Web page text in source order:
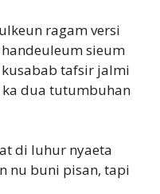
ragam versi
sieum
tafsir jalmi
dua tutumbuhan
di luhur nyaeta
nu buni pisan, tapi